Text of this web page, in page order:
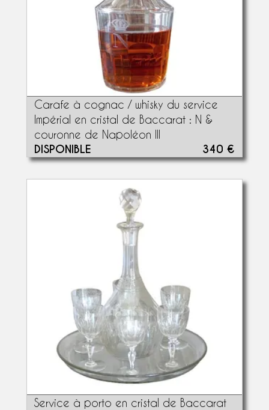
Carafe à cognac / whisky du service
Impérial en cristal de Baccarat : N &
couronne de Napoléon III
DISPONIBLE 340 €
Service à porto en cristal de Baccarat